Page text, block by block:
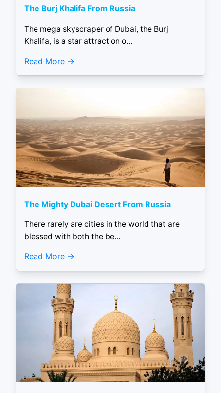
The Burj Khalifa From Russia
The mega skyscraper of Dubai, the Burj
Khalifa, is a star attraction o...
Read More
The Mighty Dubai Desert From Russia
There rarely are cities in the world that are
blessed with both the be...
Read More